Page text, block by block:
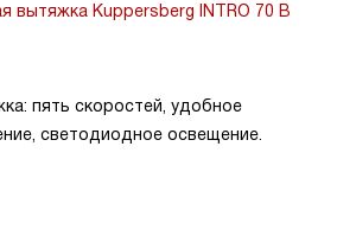
вытяжка Kuppersberg INTRO 70 B
пять скоростей, удобное
светодиодное освещение.